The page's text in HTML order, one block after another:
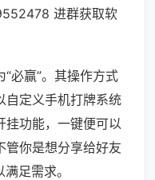
进群获取软
必赢”。其操作方式
自定义手机打牌系统
挂功能，一键便可以
管你是想分享给好友
足需求。